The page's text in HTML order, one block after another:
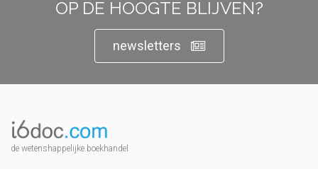
OP DE HOOGTE BLIJVEN?
newsletters
de wetenshappelijke boekhandel